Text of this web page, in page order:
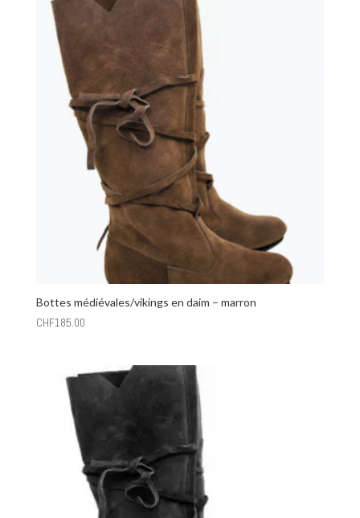
Bottes médiévales/vikings en daim – marron
CHF185.00